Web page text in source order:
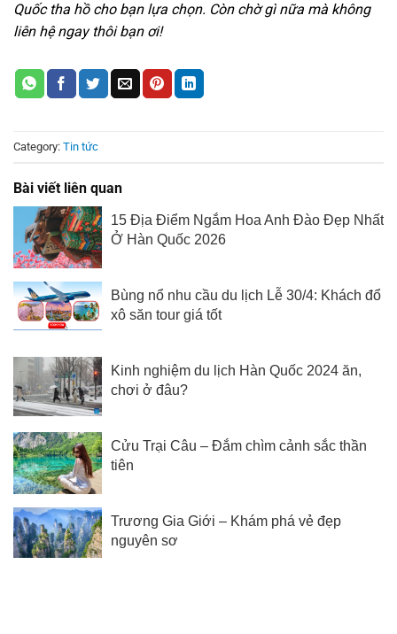
Quốc tha hồ cho bạn lựa chọn. Còn chờ gì nữa mà không
liên hệ ngay thôi bạn ơi!
Category: Tin tức
Bài viết liên quan
15 Địa Điểm Ngắm Hoa Anh Đào Đẹp Nhất
Ở Hàn Quốc 2026
Bùng nổ nhu cầu du lịch Lễ 30/4: Khách đổ
xô săn tour giá tốt
Kinh nghiệm du lịch Hàn Quốc 2024 ăn,
chơi ở đâu?
Cửu Trại Câu – Đắm chìm cảnh sắc thần
tiên
Trương Gia Giới – Khám phá vẻ đẹp
nguyên sơ